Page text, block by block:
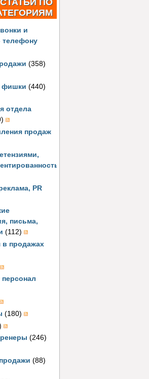
и
телефону
(358)
фишки (440)
отдела
продаж
PR
письма,
(112)
в продажах
(180)
(246)
(88)